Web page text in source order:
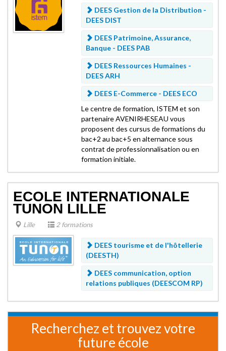
DEES Gestion de la Distribution -
DEES DIST
DEES Patrimoine, Assurance,
Banque - DEES PAB
DEES Ressources Humaines -
DEES ARH
DEES E-Commerce - DEES ECO
Le centre de formation, ISTEM et son
partenaire AVENIRHESEAU vous
proposent des cursus de formations du
bac+2 au bac+5 en alternance sous
contrat de professionnalisation ou en
formation initiale.
ECOLE INTERNATIONALE
TUNON LILLE
Lille 2 formations
DEES tourisme et de l'hôtellerie
(DEESTH)
DEES communication, option
relations publiques (DEESCOM RP)
Recherchez et trouvez votre
future école